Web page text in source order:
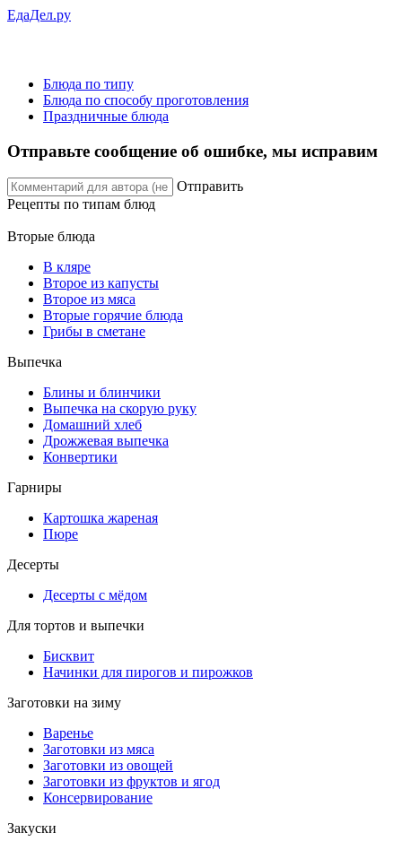
ЕдаДел.ру
Блюда по типу
Блюда по способу проготовления
Праздничные блюда
Отправьте сообщение об ошибке, мы исправим
Отправить
Рецепты по типам блюд
Вторые блюда
В кляре
Второе из капусты
Второе из мяса
Вторые горячие блюда
Грибы в сметане
Выпечка
Блины и блинчики
Выпечка на скорую руку
Домашний хлеб
Дрожжевая выпечка
Конвертики
Гарниры
Картошка жареная
Пюре
Десерты
Десерты с мёдом
Для тортов и выпечки
Бисквит
Начинки для пирогов и пирожков
Заготовки на зиму
Варенье
Заготовки из мяса
Заготовки из овощей
Заготовки из фруктов и ягод
Консервирование
Закуски